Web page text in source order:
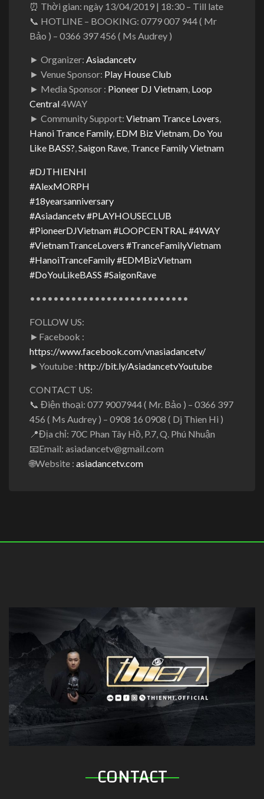
⏰ Thời gian: ngày 13/04/2019 | 18:30 – Till late
📞 HOTLINE – BOOKING: 0779 007 944 ( Mr
Bảo ) – 0366 397 456 ( Ms Audrey )
► Organizer: Asiadancetv
► Venue Sponsor: Play House Club
► Media Sponsor : Pioneer DJ Vietnam, Loop
Central4WAY​
► Community Support: Vietnam Trance Lovers​,
Hanoi Trance Family, EDM Biz Vietnam, Do You
Like BASS?​,Saigon Rave​, Trance Family Vietnam
#DJTHIENHI
#AlexMORPH
#18yearsanniversary
#Asiadancetv#PLAYHOUSECLUB
#PioneerDJVietnam#LOOPCENTRAL#4WAY
#VietnamTranceLovers #TranceFamilyVietnam
#HanoiTranceFamily#EDMBizVietnam
#DoYouLikeBASS #SaigonRave
•••••••••••••••••••••••••••
FOLLOW US:
►Facebook :
https://www.facebook.com/vnasiadancetv/
►Youtube : http://bit.ly/AsiadancetvYoutube
CONTACT US:
📞 Điện thoại: 077 9007944 ( Mr. Bảo ) – 0366 397
456 ( Ms Audrey ) – 0908 16 0908 ( Dj Thien Hi )
📍Địa chỉ: 70C Phan Tây Hồ, P.7, Q. Phú Nhuận
📧Email: asiadancetv@gmail.com
🌐Website : asiadancetv.com
CONTACT